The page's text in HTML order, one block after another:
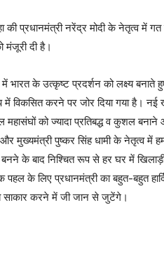
की प्रधानमंत्री नरेंद्र मोदी के नेतृत्व में
मंजूरी दी है।
के उत्कृष्ट प्रदर्शन को लक्ष्य बनाते
करने पर जोर दिया गया है। नई
को ज्यादा प्रतिबद्ध व कुशल बनाने
मुख्यमंत्री पुष्कर सिंह धामी के नेतृत्व में
के बाद निश्चित रूप से हर घर में
के लिए प्रधानमंत्री का बहुत-बहुत
साकार करने में जी जान से जुटेंगे।